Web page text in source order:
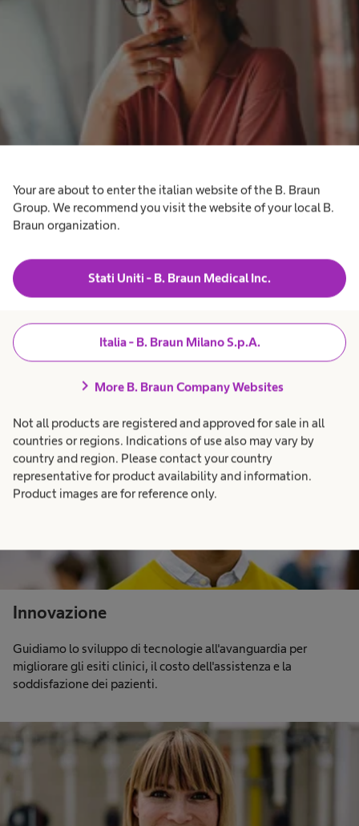
Your are about to enter the italian website of the B. Braun
Group. We recommend you visit the website of your local B.
Braun organization.
Stati Uniti - B. Braun Medical Inc.
Italia - B. Braun Milano S.p.A.
chevron_right More B. Braun Company Websites
Not all products are registered and approved for sale in all
countries or regions. Indications of use also may vary by
country and region. Please contact your country
representative for product availability and information.
Product images are for reference only.
Innovazione
Guidiamo lo sviluppo di tecnologie all'avanguardia per
migliorare gli esiti clinici, il costo dell'assistenza e la
soddisfazione dei pazienti.